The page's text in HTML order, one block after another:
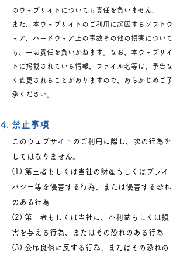
のウェブサイトについても責任を負いません。
また、本ウェブサイトのご利用に起因するソフトウ
ェア、ハードウェア上の事故その他の損害について
も、一切責任を負いかねます。なお、本ウェブサイ
トに掲載されている情報、ファイル名等は、予告な
く変更されることがありますので、あらかじめご了
承ください。
禁止事項
このウェブサイトのご利用に際し、次の行為を
してはなりません。
(1) 第三者もしくは当社の財産もしくはプライ
バシー等を侵害する行為、または侵害する恐れ
のある行為
(2) 第三者もしくは当社に、不利益もしくは損
害を与える行為、またはその恐れのある行為
(3) 公序良俗に反する行為、またはその恐れの